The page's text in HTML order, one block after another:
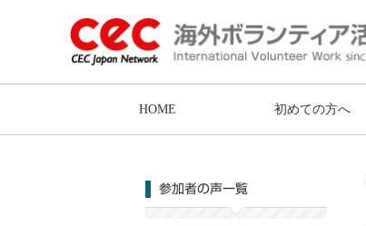
HOME 初めての方へ
参加者の声一覧